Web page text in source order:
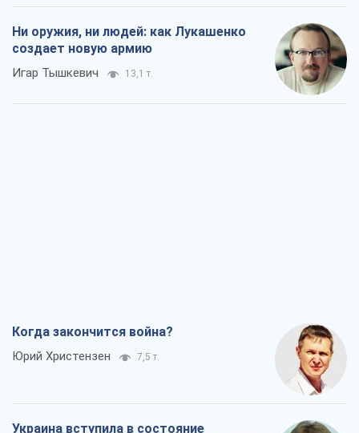
Ни оружия, ни людей: как Лукашенко
создает новую армию
Игар Тышкевич 13,1 т.
Когда закончится война?
Юрий Христензен 7,5 т.
Украина вступила в состояние